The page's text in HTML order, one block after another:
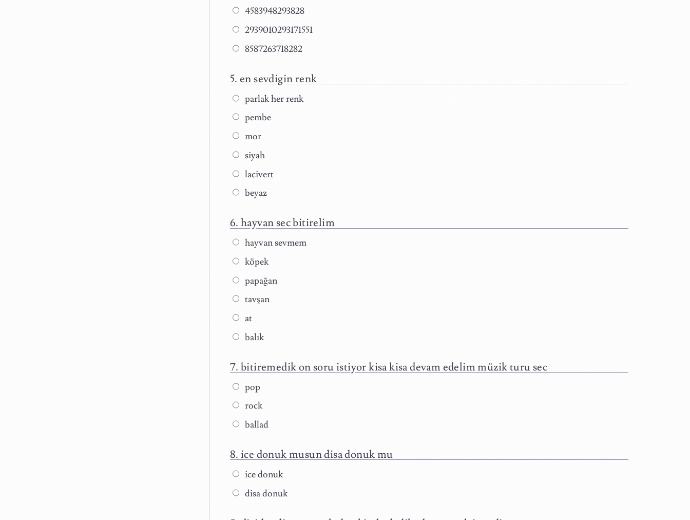
4583948293828
2939010293171551
8587263718282
en sevdigin renk
parlak her renk
pembe
mor
siyah
lacivert
beyaz
hayvan sec bitirelim
hayvan sevmem
köpek
papağan
tavşan
at
balık
bitiremedik on soru istiyor kisa kisa devam edelim müzik turu sec
pop
rock
ballad
ice donuk musun disa donuk mu
ice donuk
disa donuk